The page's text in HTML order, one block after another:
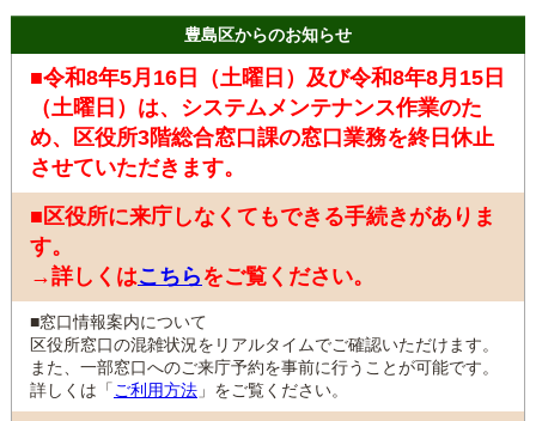
豊島区からのお知らせ
■令和8年5月16日（土曜日）及び令和8年8月15日
（土曜日）は、システムメンテナンス作業のた
め、区役所3階総合窓口課の窓口業務を終日休止
させていただきます。
■区役所に来庁しなくてもできる手続きがありま
す。
→詳しくはこちらをご覧ください。
■窓口情報案内について
区役所窓口の混雑状況をリアルタイムでご確認いただけます。
また、一部窓口へのご来庁予約を事前に行うことが可能です。
詳しくは「 ご利用方法 」をご覧ください。